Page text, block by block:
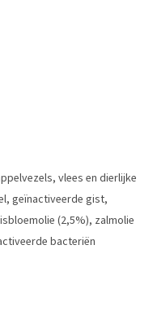
vlees en dierlijke
geïnactiveerde gist,
(2,5%), zalmolie
bacteriën